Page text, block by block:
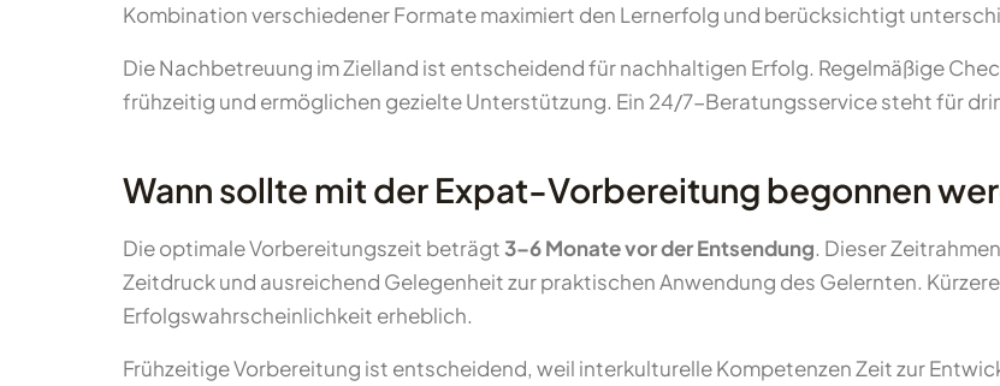
Kombination verschiedener Formate maximiert den Lernerfolg und berücksichtigt
Die Nachbetreuung im Zielland ist entscheidend für nachhaltigen Erfolg. Regelmäßige
frühzeitig und ermöglichen gezielte Unterstützung. Ein 24/7-Beratungsservice steht für
Wann sollte mit der Expat-Vorbereitung begonnen
Die optimale Vorbereitungszeit beträgt3–6 Monate vor der Entsendung. Dieser
Zeitdruck und ausreichend Gelegenheit zur praktischen Anwendung des Gelernten.
Erfolgswahrscheinlichkeit erheblich.
Frühzeitige Vorbereitung ist entscheidend, weil interkulturelle Kompetenzen Zeit zur